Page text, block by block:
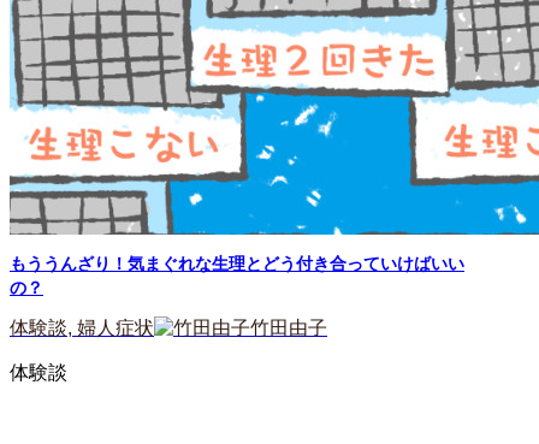
もううんざり！気まぐれな生理とどう付き合っていけばいい
の？
体験談, 婦人症状 竹田由子
体験談